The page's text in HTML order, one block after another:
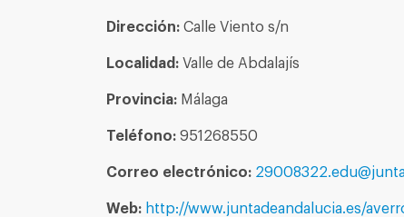
Dirección: Calle Viento s/n
Localidad: Valle de Abdalajís
Provincia: Málaga
Teléfono: 951268550
Correo electrónico:
Web: http://www.juntadeandalucia.es/